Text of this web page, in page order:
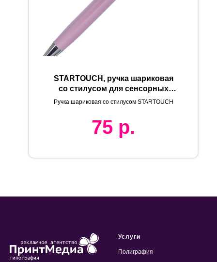
STARTOUCH, ручка шариковая
со стилусом для сенсорных
экранов, перламутровый
Ручка шариковая со стилусом STARTOUCH
75 р.
Услуги
Полиграфия